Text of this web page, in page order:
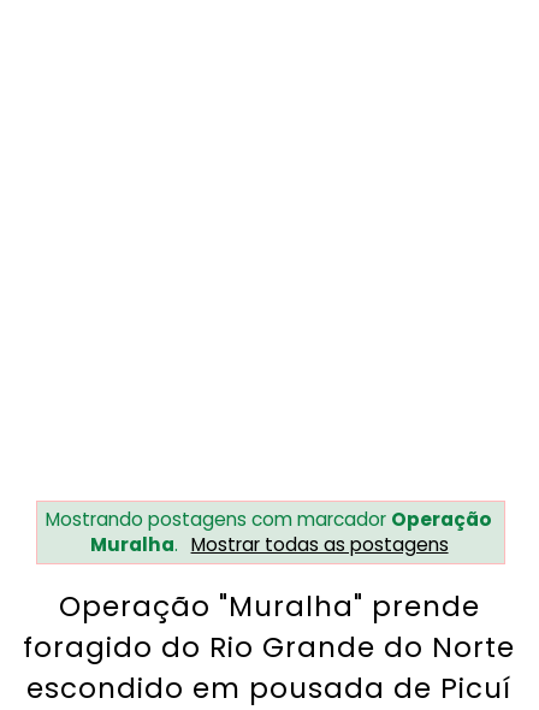
Mostrando postagens com marcador Operação
Muralha. Mostrar todas as postagens
Operação "Muralha" prende
foragido do Rio Grande do Norte
escondido em pousada de Picuí